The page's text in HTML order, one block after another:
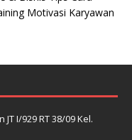
Motivasi Karyawan
I/929 RT 38/09 Kel.